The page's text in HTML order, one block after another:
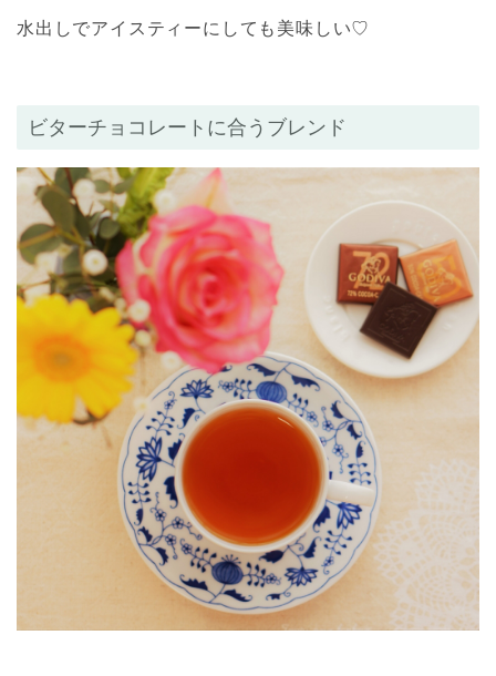
水出しでアイスティーにしても美味しい♡
ビターチョコレートに合うブレンド